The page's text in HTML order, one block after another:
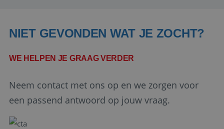
NIET GEVONDEN WAT JE ZOCHT?
WE HELPEN JE GRAAG VERDER
Neem contact met ons op en we zorgen voor
een passend antwoord op jouw vraag.
Google Privacy Policy